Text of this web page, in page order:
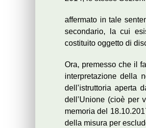
affermato in tale
secondario, la cui
costituito oggetto di
Ora, premesso che il
interpretazione della
dell’istruttoria aperta
dell’Unione (cioè per
memoria del
della misura per